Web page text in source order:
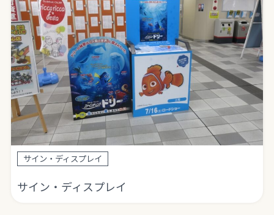
サイン・ディスプレイ
サイン・ディスプレイ